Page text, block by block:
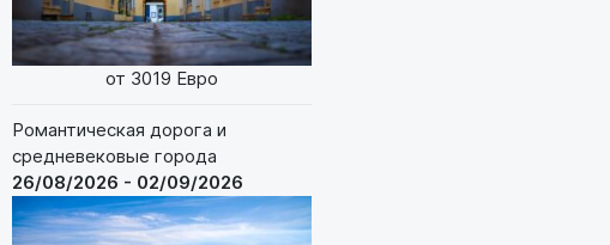
от 3019 Евро
Романтическая дорога и
средневековые города
26/08/2026 - 02/09/2026